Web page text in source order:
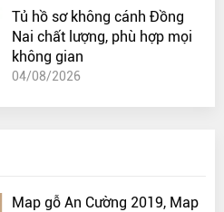
Tủ hồ sơ không cánh Đồng
Nai chất lượng, phù hợp mọi
không gian
04/08/2026
Map gỗ An Cường 2019, Map